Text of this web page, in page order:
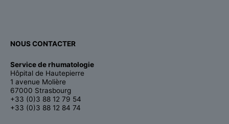
NOUS CONTACTER
Service de rhumatologie
Hôpital de Hautepierre
1 avenue Molière
67000 Strasbourg
+33 (0)3 88 12 79 54
+33 (0)3 88 12 84 74